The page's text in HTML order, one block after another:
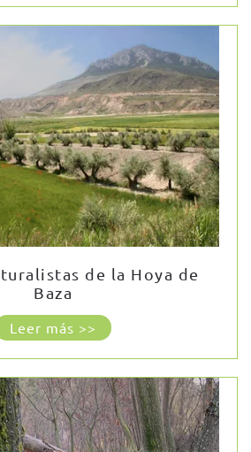
de la Hoya de
Baza
Leer más >>